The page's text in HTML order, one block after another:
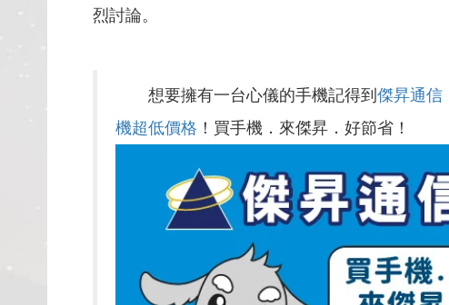
烈討論。
想要擁有一台心儀的手機記得到 傑昇通信
機超低價格 ！買手機．來傑昇．好節省！